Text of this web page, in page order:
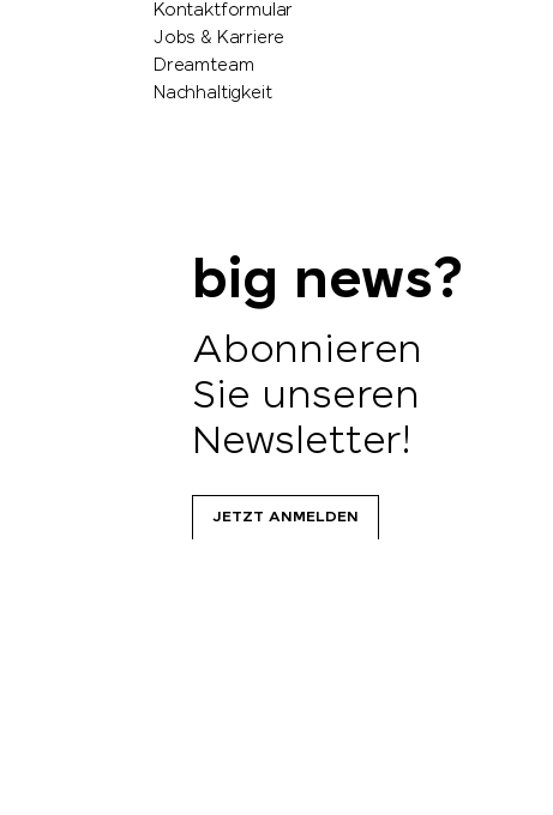
Kontaktformular
Jobs & Karriere
Dreamteam
Nachhaltigkeit
big news?
Abonnieren
Sie unseren
Newsletter!
JETZT ANMELDEN